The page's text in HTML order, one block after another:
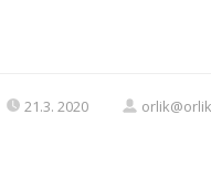
21.3. 2020